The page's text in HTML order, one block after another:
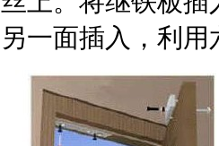
另一面插入，利